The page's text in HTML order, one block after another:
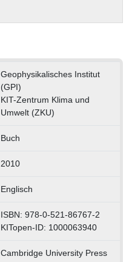
Geophysikalisches Institut
(GPI)
KIT-Zentrum Klima und
Umwelt (ZKU)
Buch
2010
Englisch
ISBN: 978-0-521-86767-2
KITopen-ID: 1000063940
Cambridge University Press